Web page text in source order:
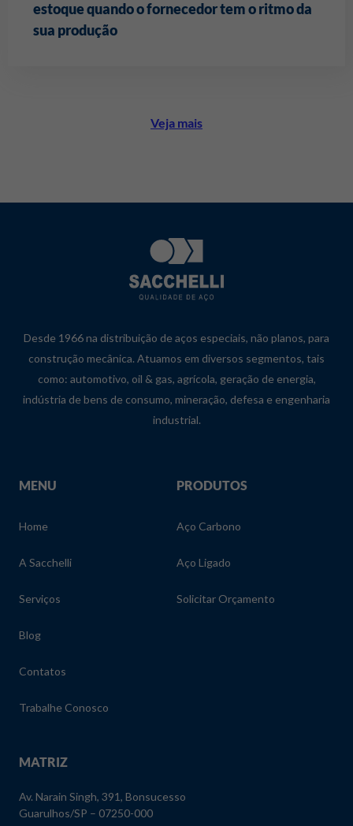
estoque quando o fornecedor tem o ritmo da
sua produção
Veja mais
Desde 1966 na distribuição de aços especiais, não planos, para
construção mecânica. Atuamos em diversos segmentos, tais
como: automotivo, oil & gas, agrícola, geração de energia,
indústria de bens de consumo, mineração, defesa e engenharia
industrial.
MENU
Home
A Sacchelli
Serviços
Blog
Contatos
Trabalhe Conosco
PRODUTOS
Aço Carbono
Aço Ligado
Solicitar Orçamento
MATRIZ
Av. Narain Singh, 391, Bonsucesso
Guarulhos/SP – 07250-000